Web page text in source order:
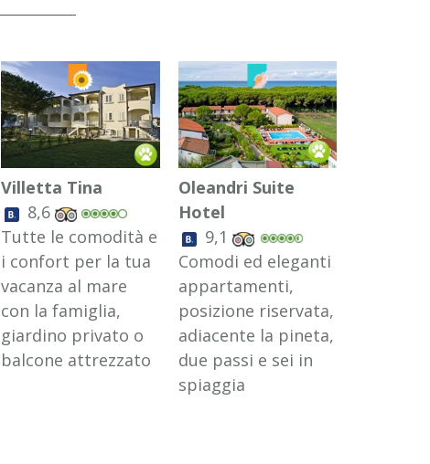
Villetta Tina
8,6
Tutte le comodità e
i confort per la tua
vacanza al mare
con la famiglia,
giardino privato o
balcone attrezzato
Oleandri Suite
Hotel
9,1
Comodi ed eleganti
appartamenti,
posizione riservata,
adiacente la pineta,
due passi e sei in
spiaggia